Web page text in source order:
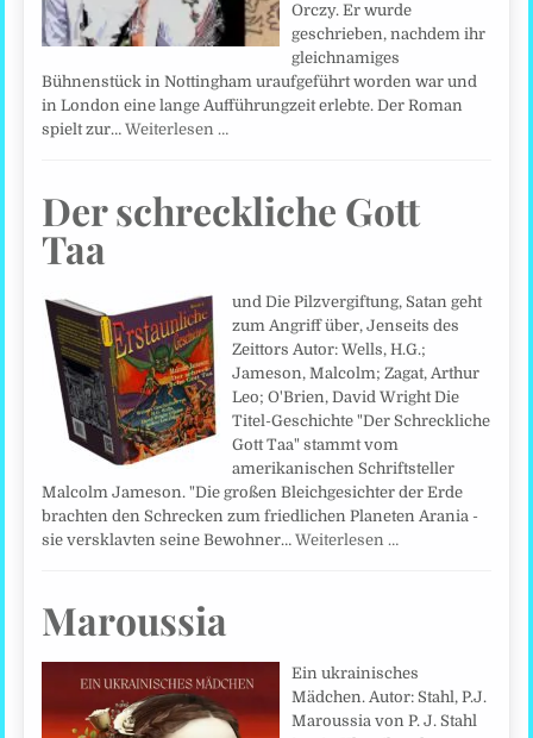
Orczy. Er wurde
geschrieben, nachdem ihr
gleichnamiges
Bühnenstück in Nottingham uraufgeführt worden war und
in London eine lange Aufführungzeit erlebte. Der Roman
spielt zur…Weiterlesen …
Der schreckliche Gott
Taa
und Die Pilzvergiftung, Satan geht
zum Angriff über, Jenseits des
Zeittors Autor: Wells, H.G.;
Jameson, Malcolm; Zagat, Arthur
Leo; O'Brien, David Wright Die
Titel-Geschichte "Der Schreckliche
Gott Taa" stammt vom
amerikanischen Schriftsteller
Malcolm Jameson. "Die großen Bleichgesichter der Erde
brachten den Schrecken zum friedlichen Planeten Arania -
sie versklavten seine Bewohner…Weiterlesen …
Maroussia
Ein ukrainisches
Mädchen. Autor: Stahl, P.J.
Maroussia von P. J. Stahl